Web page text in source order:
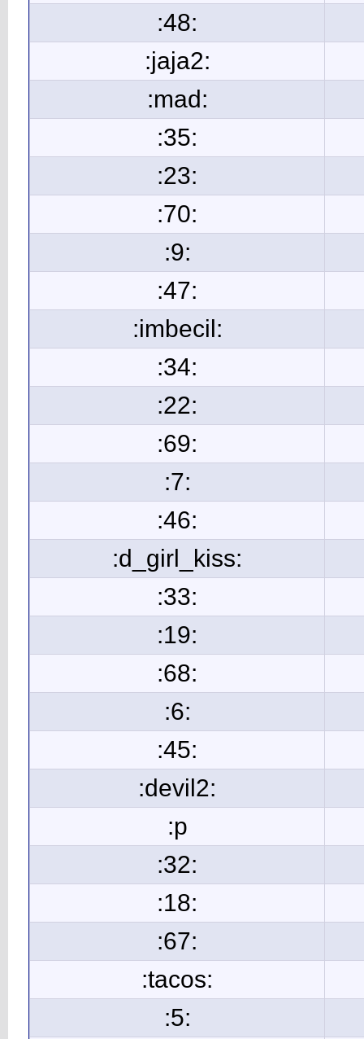
:48:
:jaja2:
:mad:
:35:
:23:
:70:
:9:
:47:
:imbecil:
:34:
:22:
:69:
:7:
:46:
:d_girl_kiss:
:33:
:19:
:68:
:6:
:45:
:devil2:
:p
:32:
:18:
:67:
:tacos:
:5: